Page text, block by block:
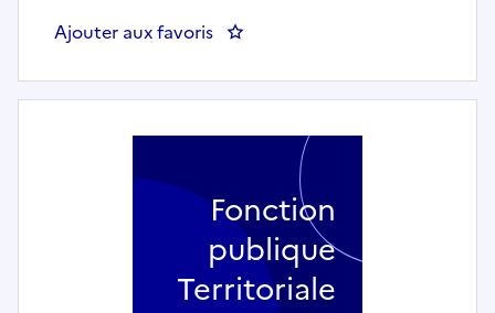
Ajouter aux favoris : Chargé de communication et
Fonction
publique
Territoriale